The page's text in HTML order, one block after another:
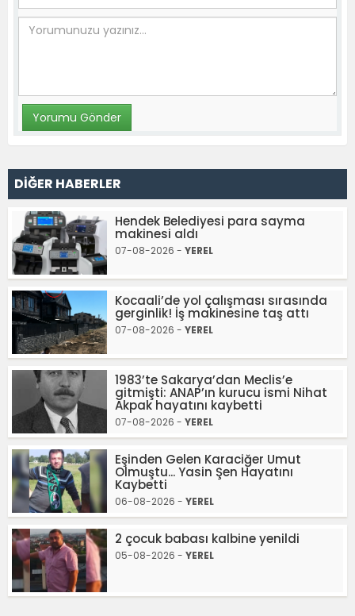
DİĞER HABERLER
Hendek Belediyesi para sayma
makinesi aldı
07-08-2026 - YEREL
Kocaali’de yol çalışması sırasında
gerginlik! İş makinesine taş attı
07-08-2026 - YEREL
1983’te Sakarya’dan Meclis’e
gitmişti: ANAP’ın kurucu ismi Nihat
Akpak hayatını kaybetti
07-08-2026 - YEREL
Eşinden Gelen Karaciğer Umut
Olmuştu... Yasin Şen Hayatını
Kaybetti
06-08-2026 - YEREL
2 çocuk babası kalbine yenildi
05-08-2026 - YEREL